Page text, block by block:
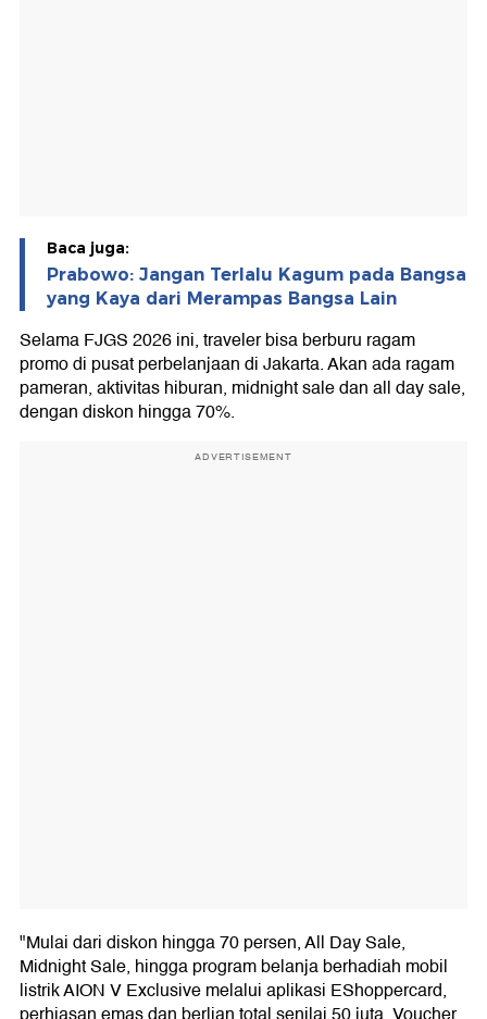
Baca juga:
Prabowo: Jangan Terlalu Kagum pada Bangsa
yang Kaya dari Merampas Bangsa Lain
Selama FJGS 2026 ini, traveler bisa berburu ragam
promo di pusat perbelanjaan di Jakarta. Akan ada ragam
pameran, aktivitas hiburan, midnight sale dan all day sale,
dengan diskon hingga 70%.
ADVERTISEMENT
"Mulai dari diskon hingga 70 persen, All Day Sale,
Midnight Sale, hingga program belanja berhadiah mobil
listrik AION V Exclusive melalui aplikasi EShoppercard,